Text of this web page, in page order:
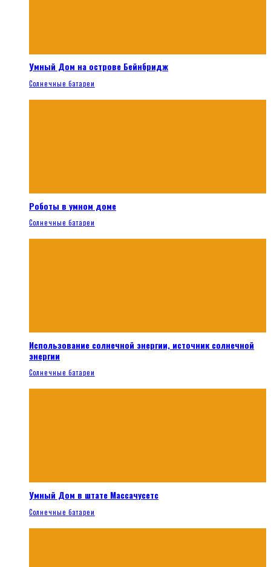
Умный Дом на острове Бейнбридж
Солнечные батареи
Роботы в умном доме
Солнечные батареи
Использование солнечной энергии, источник солнечной
энергии
Солнечные батареи
Умный Дом в штате Массачусетс
Солнечные батареи